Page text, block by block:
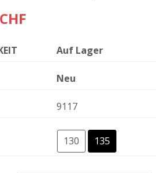
Auf Lager
Neu
9117
130 135